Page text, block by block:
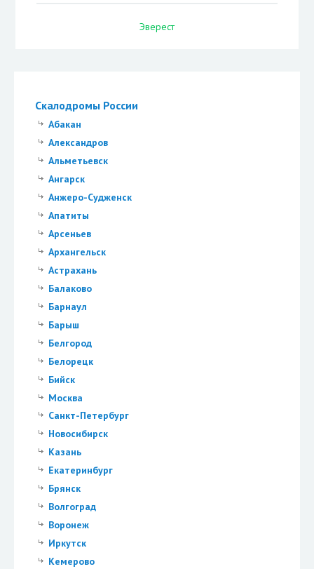
Скалодромы России
Абакан
Александров
Альметьевск
Ангарск
Анжеро-Судженск
Апатиты
Арсеньев
Архангельск
Астрахань
Балаково
Барнаул
Барыш
Белгород
Белорецк
Бийск
Москва
Санкт-Петербург
Новосибирск
Казань
Екатеринбург
Брянск
Волгоград
Воронеж
Иркутск
Кемерово
Эверест